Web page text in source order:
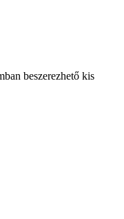
beszerezhető kis